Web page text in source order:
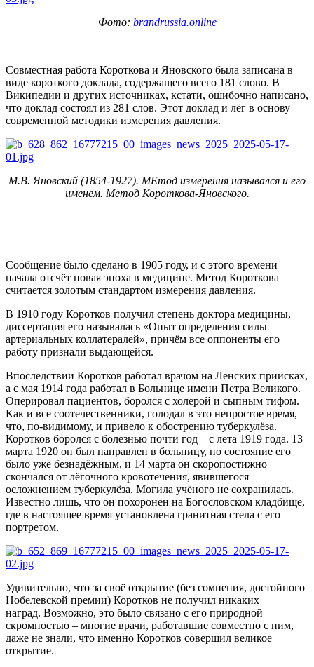
Фото: brandrussia.online
Совместная работа Короткова и Яновского была записана в
виде короткого доклада, содержащего всего 181 слово. В
Википедии и других источниках, кстати, ошибочно написано,
что доклад состоял из 281 слов. Этот доклад и лёг в основу
современной методики измерения давления.
М.В. Яновский (1854-1927). МЕтод измерения назывался и его
именем. Метод Короткова-Яновского.
Сообщение было сделано в 1905 году, и с этого времени
начала отсчёт новая эпоха в медицине. Метод Короткова
считается золотым стандартом измерения давления.
В 1910 году Коротков получил степень доктора медицины,
диссертация его называлась «Опыт определения силы
артериальных коллатералей», причём все оппоненты его
работу признали выдающейся.
Впоследствии Коротков работал врачом на Ленских приисках,
а с мая 1914 года работал в Больнице имени Петра Великого.
Оперировал пациентов, боролся с холерой и сыпным тифом.
Как и все соотечественники, голодал в это непростое время,
что, по-видимому, и привело к обострению туберкулёза.
Коротков боролся с болезнью почти год – с лета 1919 года. 13
марта 1920 он был направлен в больницу, но состояние его
было уже безнадёжным, и 14 марта он скоропостижно
скончался от лёгочного кровотечения, явившегося
осложнением туберкулёза. Могила учёного не сохранилась.
Известно лишь, что он похоронен на Богословском кладбище,
где в настоящее время установлена гранитная стела с его
портретом.
Удивительно, что за своё открытие (без сомнения, достойного
Нобелевской премии) Коротков не получил никаких
наград. Возможно, это было связано с его природной
скромностью – многие врачи, работавшие совместно с ним,
даже не знали, что именно Коротков совершил великое
открытие.